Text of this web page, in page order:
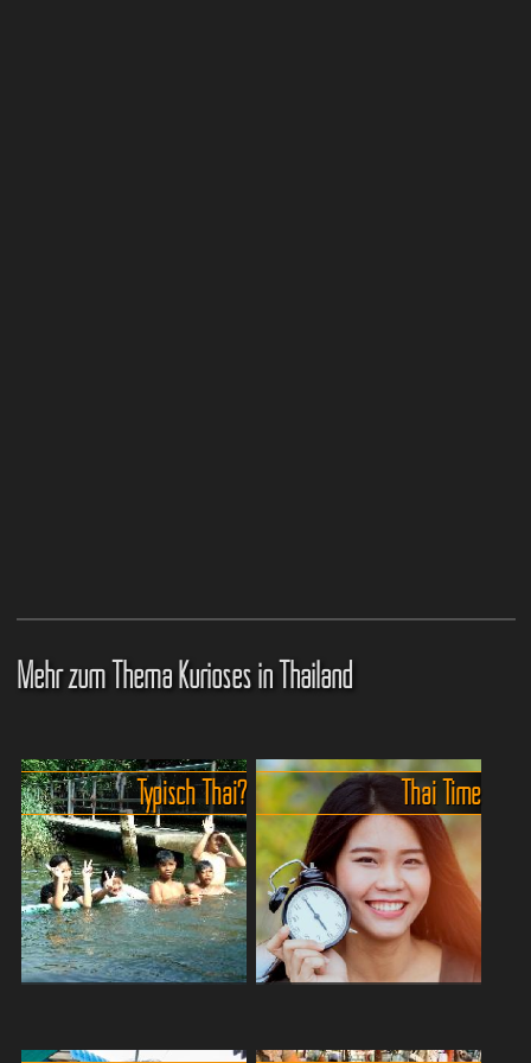
Mehr zum Thema Kurioses in Thailand
Schmunzeln und Staunen.
Typisch Thai?
entspannten Umgang mit Zeit.
Thai Time